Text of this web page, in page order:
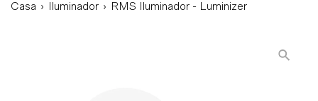
Casa › Iluminador › RMS Iluminador - Luminizer